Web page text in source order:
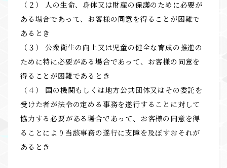
（２） 人の生命、身体又は財産の保護のために必要が
ある場合であって、お客様の同意を得ることが困難で
あるとき
（３） 公衆衛生の向上又は児童の健全な育成の推進の
ために特に必要がある場合であって、お客様の同意を
得ることが困難であるとき
（４） 国の機関もしくは地方公共団体又はその委託を
受けた者が法令の定める事務を遂行することに対して
協力する必要がある場合であって、お客様の同意を得
ることにより当該事務の遂行に支障を及ぼすおそれが
あるとき